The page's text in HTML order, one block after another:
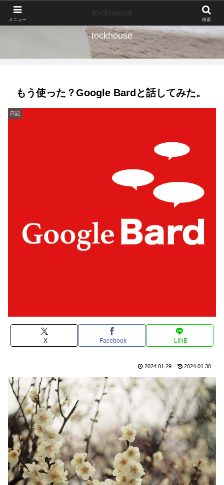
tockhouse
もう使った？Google Bardと話してみた。
日記
X Facebook LINE
2024.01.29 2024.01.30
メニュー 検索